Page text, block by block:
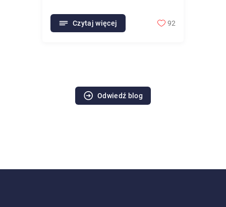
Czytaj więcej 92
Odwiedź blog